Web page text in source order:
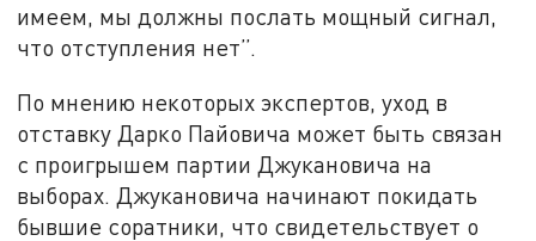
имеем, мы должны послать мощный сигнал,
что отступления нет”.
По мнению некоторых экспертов, уход в
отставку Дарко Пайовича может быть связан
с проигрышем партии Джукановича на
выборах. Джукановича начинают покидать
бывшие соратники, что свидетельствует о